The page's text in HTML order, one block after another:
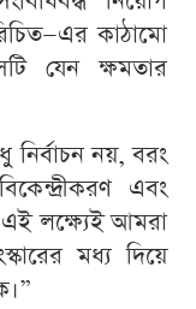
কাঠামো
যেন ক্ষমতার
নয়, বরং
এবং
এই লক্ষ্যেই আমরা
মধ্য দিয়ে